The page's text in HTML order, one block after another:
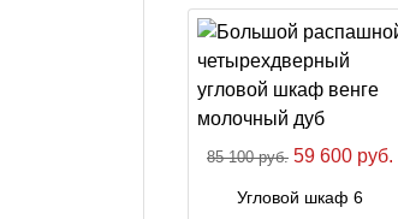
85 100 руб. 59 600 руб.
Угловой шкаф 6